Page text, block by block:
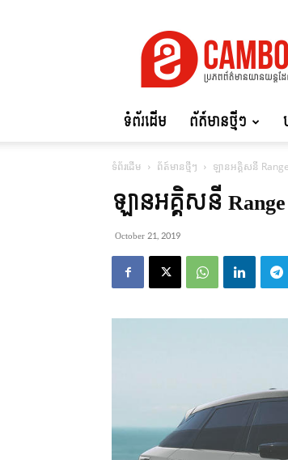
Auto
ទំព័រដើម ព័ត៍មានថ្មីៗ
ទំព័រដើម ព័ត៍មានថ្មីៗ ឡានអគ្គិសនី
ឡានអគ្គិសនី
October 21, 2019